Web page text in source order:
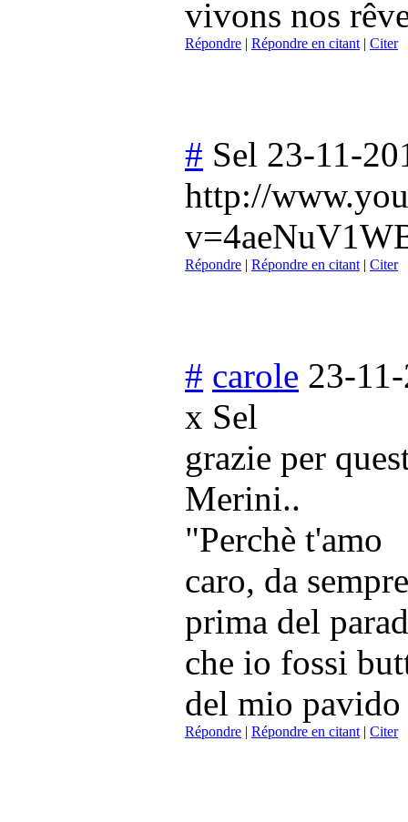
vivons nos
Répondre | Répondre en citant| Citer
# Sel 23-11-
http://
Répondre | Répondre en citant| Citer
# carole 23-
x Sel
grazie per
Merini..
"Perchè t'amo
caro, da
prima del
che io fossi
del mio
Répondre | Répondre en citant| Citer